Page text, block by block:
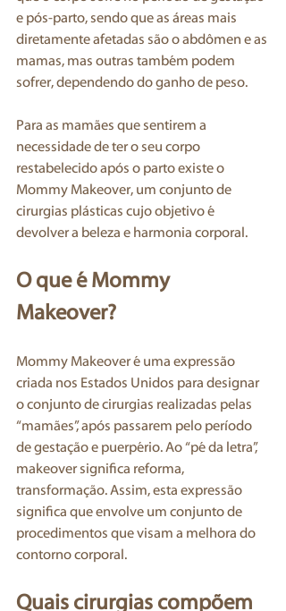
e pós-parto, sendo que as áreas mais
diretamente afetadas são o abdômen e as
mamas, mas outras também podem
sofrer, dependendo do ganho de peso.
Para as mamães que sentirem a
necessidade de ter o seu corpo
restabelecido após o parto existe o
Mommy Makeover, um conjunto de
cirurgias plásticas cujo objetivo é
devolver a beleza e harmonia corporal.
O que é Mommy
Makeover?
Mommy Makeover é uma expressão
criada nos Estados Unidos para designar
o conjunto de cirurgias realizadas pelas
“mamães”, após passarem pelo período
de gestação e puerpério. Ao “pé da letra”,
makeover significa reforma,
transformação. Assim, esta expressão
significa que envolve um conjunto de
procedimentos que visam a melhora do
contorno corporal.
Quais cirurgias compõem